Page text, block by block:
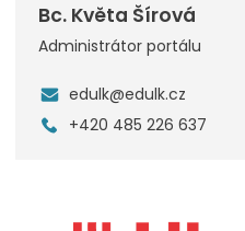
Bc. Květa Šírová
Administrátor portálu
edulk@edulk.cz
+420 485 226 637